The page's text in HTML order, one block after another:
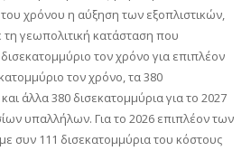
του χρόνου η αύξηση των εξοπλιστικών,
τη γεωπολιτική κατάσταση που
τον χρόνο για επιπλέον
τον χρόνο, τα 380
άλλα 380 δισεκατομμύρια για το 2027
υπαλλήλων. Για το 2026 επιπλέον των
συν 111 δισεκατομμύρια του κόστους